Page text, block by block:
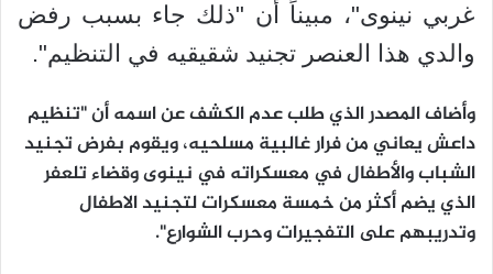
غربي نينوى"، مبيناً أن "ذلك جاء بسبب رفض
والدي هذا العنصر تجنيد شقيقيه في التنظيم".
وأضاف المصدر الذي طلب عدم الكشف عن اسمه أن "تنظيم
داعش يعاني من فرار غالبية مسلحيه، ويقوم بفرض تجنيد
الشباب والأطفال في معسكراته في نينوى وقضاء تلعفر
الذي يضم أكثر من خمسة معسكرات لتجنيد الاطفال
وتدريبهم على التفجيرات وحرب الشوارع".